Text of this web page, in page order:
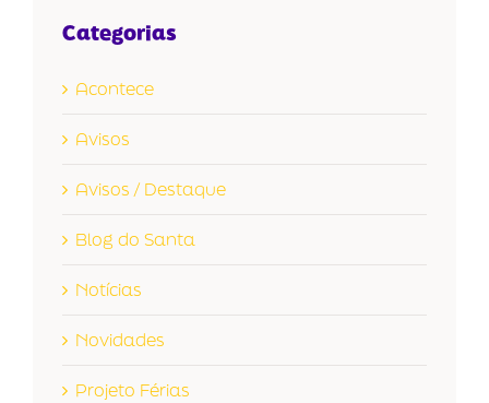
Categorias
Acontece
Avisos
Avisos / Destaque
Blog do Santa
Notícias
Novidades
Projeto Férias